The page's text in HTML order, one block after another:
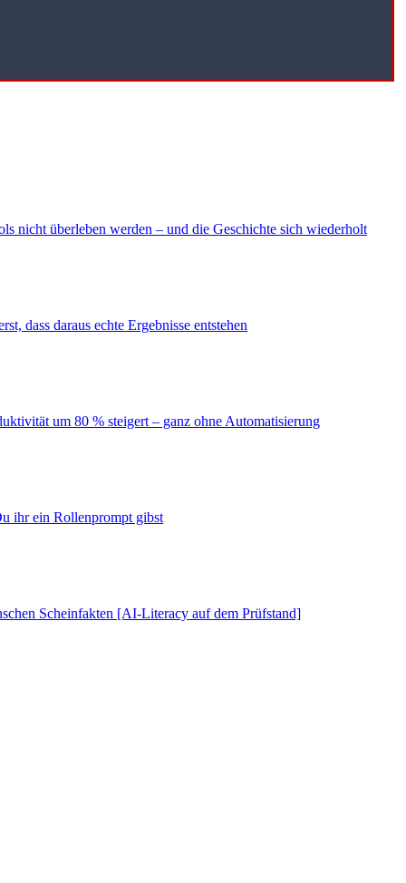
nicht überleben werden – und die Geschichte sich wiederholt
dass daraus echte Ergebnisse entstehen
um 80 % steigert – ganz ohne Automatisierung
ihr ein Rollenprompt gibst
Scheinfakten [AI-Literacy auf dem Prüfstand]